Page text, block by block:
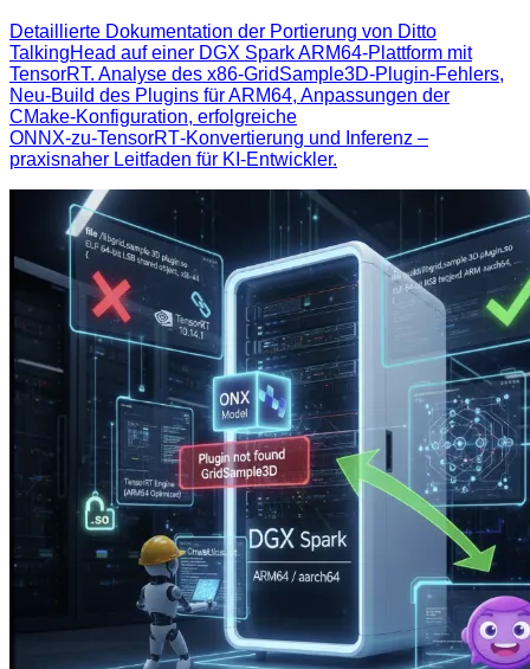
Detaillierte Dokumentation der Portierung von Ditto
TalkingHead auf einer DGX Spark ARM64‑Plattform mit
TensorRT. Analyse des x86‑GridSample3D‑Plugin‑Fehlers,
Neu‑Build des Plugins für ARM64, Anpassungen der
CMake‑Konfiguration, erfolgreiche
ONNX‑zu‑TensorRT‑Konvertierung und Inferenz –
praxisnaher Leitfaden für KI‑Entwickler.